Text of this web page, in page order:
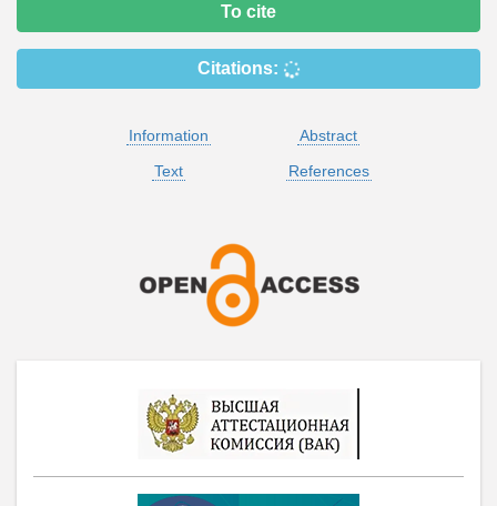
To cite
Citations:
Information
Abstract
Text
References